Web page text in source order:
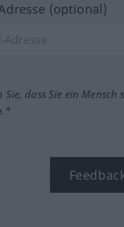
(optional)
dass Sie ein Mensch